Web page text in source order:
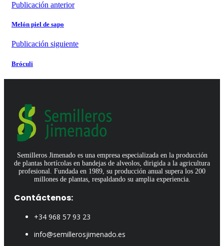
Publicación anterior
Melón piel de sapo
Publicación siguiente
Bróculi
Semilleros Jimenado es una empresa especializada en la producción
de plantas hortícolas en bandejas de alveolos, dirigida a la agricultura
profesional. Fundada en 1989, su producción anual supera los 200
millones de plantas, respaldando su amplia experiencia.
Contáctenos:
+34 968 57 93 23
info@semillerosjimenado.es